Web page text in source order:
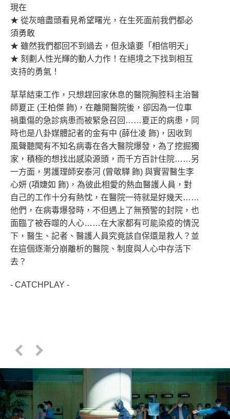
現在
★ 從灰暗盡頭看見希望曙光，在生死面前我們都必
須勇敢
★ 雖然我們都回不到過去，但永遠要「相信明天」
★ 刻劃人性光輝的動人力作！在絕境之下找到相互
支持的勇氣！
草草結束工作，只想趕回家休息的醫院胸腔科主治醫
師夏正 (王柏傑 飾)，在離開醫院後，卻因為一位車
禍重傷的急診病患而被緊急召回……夏正的病患，同
時也是八卦媒體記者的金有中 (薛仕凌 飾)，因收到
風聲聽聞有不知名病毒在各大醫院爆發，為了挖掘獨
家，積極的想找出感染源頭，而千方百計住院……另
一方面，男護理師安泰河 (曾敬驊 飾) 與實習醫生李
心妍 (項婕如 飾)，為彼此相愛的熱血醫護人員，對
自己的工作十分有熱忱，在醫院一待就是好幾天……
他們，在病毒爆發時，不但遇上了無預警的封院，也
面臨了被吞噬的人心……在大家都有可能染疫的情況
下，醫生、記者、醫護人員究竟該自保還是救人？並
在這個逐漸分崩離析的醫院、制度與人心中存活下
去？
- CATCHPLAY -